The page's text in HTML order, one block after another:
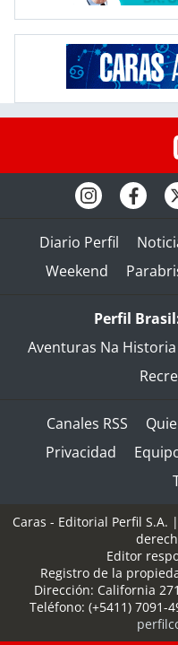
Diario Perfil
Weekend
Perfil
Aventuras Na Historia
Canales RSS
Privacidad
Caras - Editorial Perfil S.A.
Editor
Registro de la
Dirección: California
Teléfono: (+5411) 7091-